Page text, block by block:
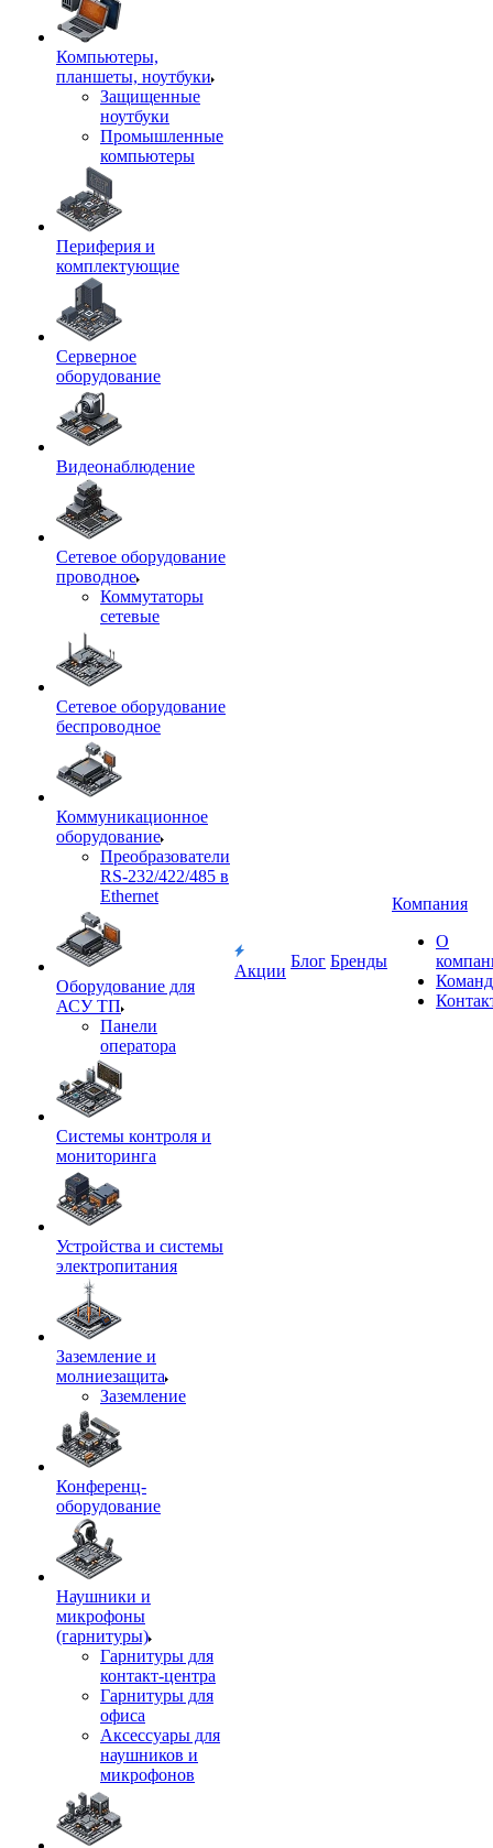
Компьютеры,
планшеты, ноутбуки
Защищенные
ноутбуки
Промышленные
компьютеры
Периферия и
комплектующие
Серверное
оборудование
Видеонаблюдение
Сетевое оборудование
проводное
Коммутаторы
сетевые
Сетевое оборудование
беспроводное
Коммуникационное
оборудование
Преобразователи
RS-232/422/485 в
Ethernet
Оборудование для
АСУ ТП
Панели
оператора
Системы контроля и
мониторинга
Устройства и системы
электропитания
Заземление и
молниезащита
Заземление
Конференц-
оборудование
Наушники и
микрофоны
(гарнитуры)
Гарнитуры для
контакт-центра
Гарнитуры для
офиса
Аксессуары для
наушников и
микрофонов
Акции
Блог Бренды
Компания
О